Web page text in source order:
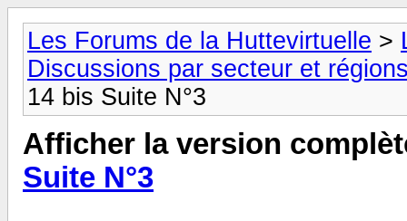
Les Forums de la Huttevirtuelle >
Discussions par secteur et
14 bis Suite N°3
Afficher la version
Suite N°3